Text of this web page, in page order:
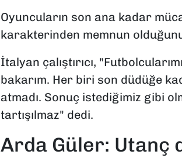
Oyuncuların son ana kadar
karakterinden memnun
İtalyan çalıştırıcı,
bakarım. Her biri son düdüğe
atmadı. Sonuç istediğimiz gibi
tartışılmaz" dedi.
Arda Güler: Utanç